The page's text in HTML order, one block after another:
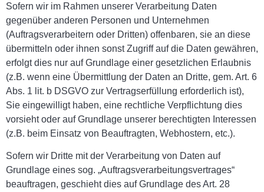
Sofern wir im Rahmen unserer Verarbeitung Daten
gegenüber anderen Personen und Unternehmen
(Auftragsverarbeitern oder Dritten) offenbaren, sie an diese
übermitteln oder ihnen sonst Zugriff auf die Daten gewähren,
erfolgt dies nur auf Grundlage einer gesetzlichen Erlaubnis
(z.B. wenn eine Übermittlung der Daten an Dritte, gem. Art. 6
Abs. 1 lit. b DSGVO zur Vertragserfüllung erforderlich ist),
Sie eingewilligt haben, eine rechtliche Verpflichtung dies
vorsieht oder auf Grundlage unserer berechtigten Interessen
(z.B. beim Einsatz von Beauftragten, Webhostern, etc.).
Sofern wir Dritte mit der Verarbeitung von Daten auf
Grundlage eines sog. „Auftragsverarbeitungsvertrages“
beauftragen, geschieht dies auf Grundlage des Art. 28